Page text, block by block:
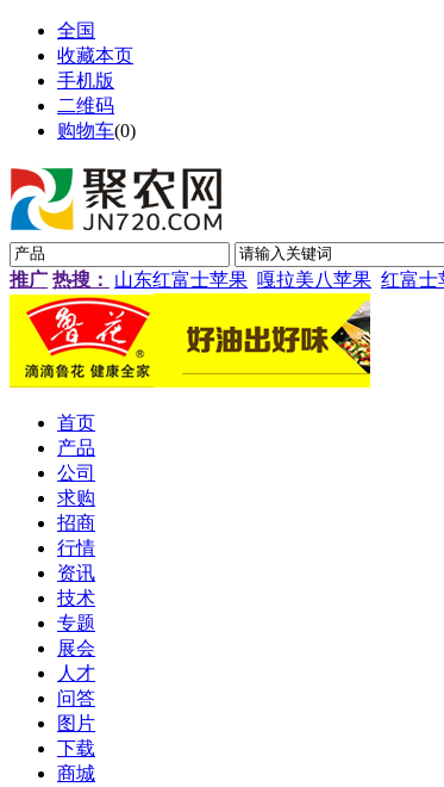
全国
收藏本页
手机版
二维码
购物车(0)
推广 热搜： 山东红富士苹果 嘎拉美八苹果 红富士
首页
产品
公司
求购
招商
行情
资讯
技术
专题
展会
人才
问答
图片
下载
商城